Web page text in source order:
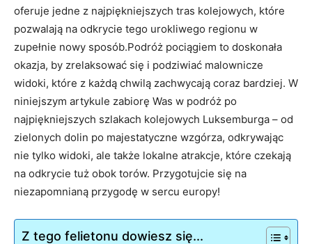
oferuje ‍jedne ‌z ⁢najpiękniejszych tras kolejowych, które
pozwalają na odkrycie ​tego urokliwego ⁤regionu w
zupełnie nowy⁣ sposób.Podróż pociągiem to doskonała
okazja, by zrelaksować⁣ się i podziwiać ⁣malownicze
widoki, które z każdą chwilą⁤ zachwycają coraz‌ bardziej. W
niniejszym artykule⁢ zabiorę Was w podróż po
najpiękniejszych ⁣szlakach kolejowych Luksemburga – od
‍zielonych dolin po⁣ majestatyczne wzgórza, odkrywając
nie tylko‍ widoki, ale także⁤ lokalne atrakcje, które czekają
‍na odkrycie tuż obok torów.‌ Przygotujcie⁤ się na‌
niezapomnianą przygodę w sercu europy!
Z tego felietonu dowiesz się...